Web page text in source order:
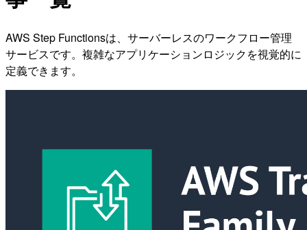
AWS Step Functionsは、サーバーレスのワークフロー管理
サービスです。複雑なアプリケーションロジックを視覚的に
定義できます。